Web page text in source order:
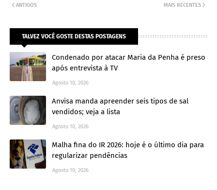
MAIS RECENTES
ANTIGOS
TALVEZ VOCÊ GOSTE DESTAS POSTAGENS
Condenado por atacar Maria da Penha é preso
após entrevista à TV
Agosto 10, 2026
Anvisa manda apreender seis tipos de sal
vendidos; veja a lista
Agosto 10, 2026
Malha fina do IR 2026: hoje é o último dia para
regularizar pendências
Agosto 10, 2026